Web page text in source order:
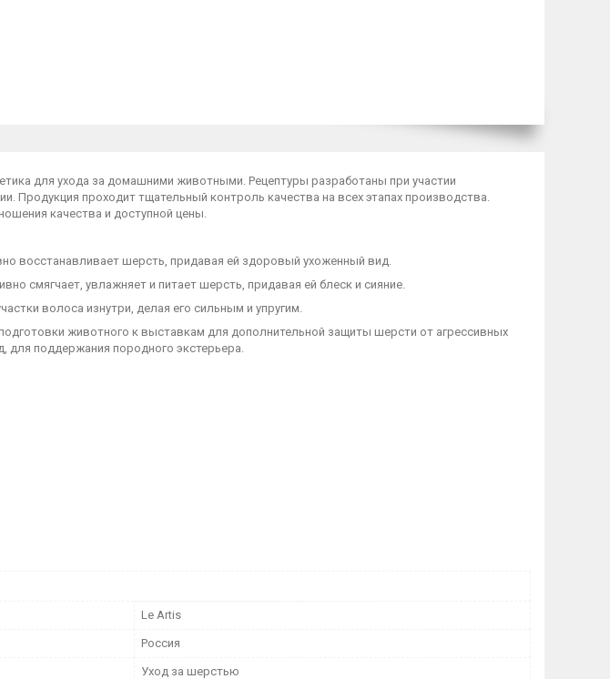
для ухода за домашними животными. Рецептуры разработаны при участии
Продукция проходит тщательный контроль качества на всех этапах производства.
качества и доступной цены.
восстанавливает шерсть, придавая ей здоровый ухоженный вид.
смягчает, увлажняет и питает шерсть, придавая ей блеск и сияние.
волоса изнутри, делая его сильным и упругим.
животного к выставкам для дополнительной защиты шерсти от агрессивных
для поддержания породного экстерьера.
Le Artis
Россия
Уход за шерстью